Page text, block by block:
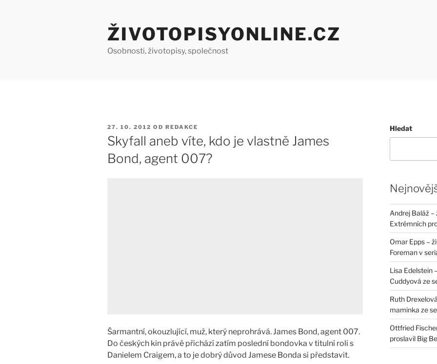
ŽIVOTOPISYONLINE.CZ
Osobnosti, životopisy, společnost
PUBLIKOVÁNO
27. 10. 2012 OD REDAKCE
Skyfall aneb víte, kdo je vlastně James
Bond, agent 007?
Šarmantní, okouzlující, muž, který neprohrává. James Bond, agent 007.
Do českých kin právě přichází zatím poslední bondovka v titulní roli s
Danielem Craigem, a to je dobrý důvod Jamese Bonda si představit.
Hledat
Andrej Baláž
Extrémních
Omar Epps –
Foreman v
Lisa Edelstein
Cuddyová ze
Ruth
maminka ze
Ottfried
proslavil Big